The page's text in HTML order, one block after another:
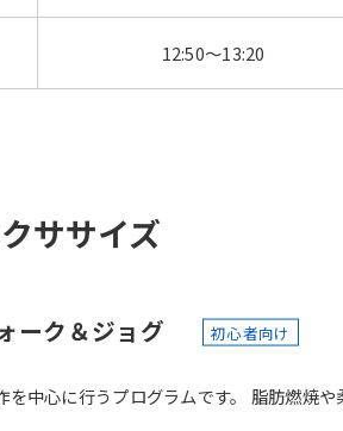
12:50～13:20
ササイズ
ーク＆ジョグ 初心者向け
を中心に行うプログラムです。 脂肪燃焼